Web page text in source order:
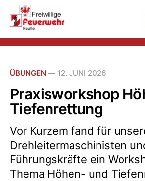
ÜBUNGEN — 12. JUNI 2026
Praxisworkshop
Tiefenrettung
Vor Kurzem fand für
Drehleitermaschinisten
Führungskräfte ein
Thema Höhen- und